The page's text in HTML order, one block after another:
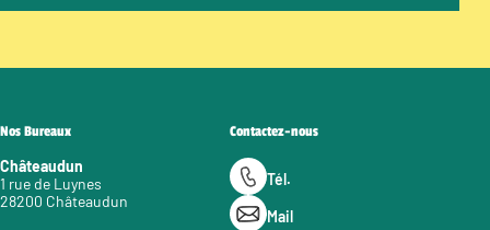
Nos Bureaux
Châteaudun
1 rue de Luynes
28200 Châteaudun
Contactez-nous
Tél.
Mail